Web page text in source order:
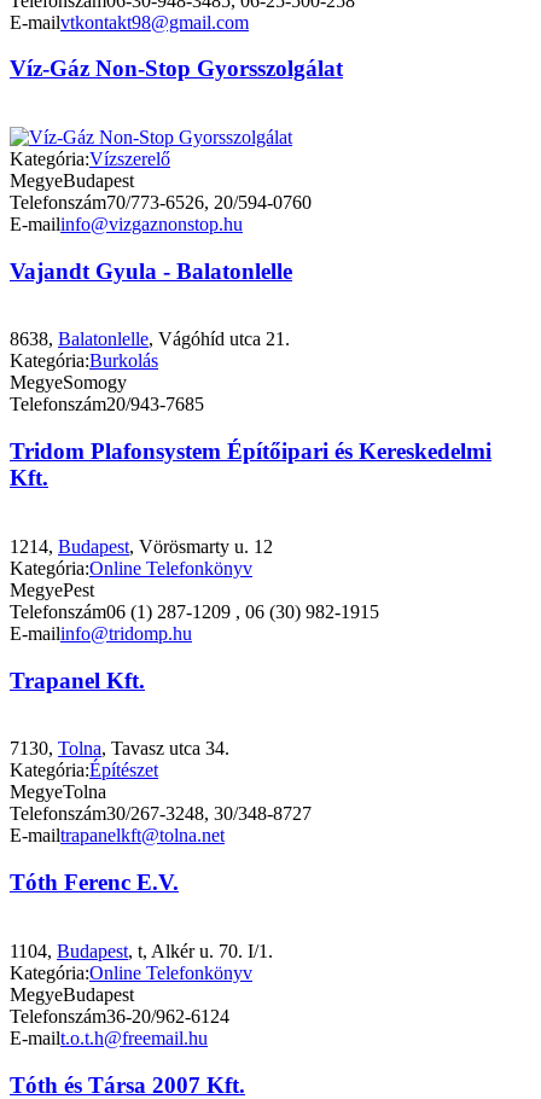
E-mailvtkontakt98@gmail.com
Víz-Gáz Non-Stop Gyorsszolgálat
Kategória:Vízszerelő
MegyeBudapest
Telefonszám70/773-6526, 20/594-0760
E-mailinfo@vizgaznonstop.hu
Vajandt Gyula - Balatonlelle
8638, Balatonlelle, Vágóhíd utca 21.
Kategória:Burkolás
MegyeSomogy
Telefonszám20/943-7685
Tridom Plafonsystem Építőipari és Kereskedelmi
Kft.
1214, Budapest, Vörösmarty u. 12
Kategória:Online Telefonkönyv
MegyePest
Telefonszám06 (1) 287-1209 , 06 (30) 982-1915
E-mailinfo@tridomp.hu
Trapanel Kft.
7130, Tolna, Tavasz utca 34.
Kategória:Építészet
MegyeTolna
Telefonszám30/267-3248, 30/348-8727
E-mailtrapanelkft@tolna.net
Tóth Ferenc E.V.
1104, Budapest, t, Alkér u. 70. I/1.
Kategória:Online Telefonkönyv
MegyeBudapest
Telefonszám36-20/962-6124
E-mailt.o.t.h@freemail.hu
Tóth és Társa 2007 Kft.